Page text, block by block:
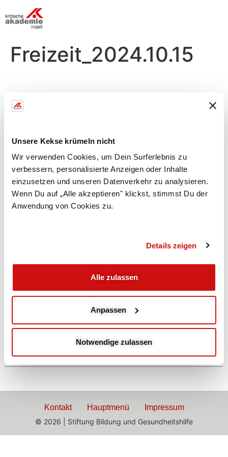
Unsere Kekse krümeln nicht
Wir verwenden Cookies, um Dein Surferlebnis zu
verbessern, personalisierte Anzeigen oder Inhalte
einzusetzen und unseren Datenverkehr zu analysieren.
Wenn Du auf „Alle akzeptieren" klickst, stimmst Du der
Anwendung von Cookies zu.
Details zeigen
Alle zulassen
Anpassen
Notwendige zulassen
Freizeit_2024.10.15
Faszien u. Stretch
mit Nadja
Mobilitäts- und Dehnübungen: Förderung der
Beweglichkeit, lösen von Verspannungen
Mobilisation und
Beweglichkeit
mit Gaby
Kontakt Hauptmenü
Impressum
© 2026 | Stiftung Bildung und Gesundheitshilfe